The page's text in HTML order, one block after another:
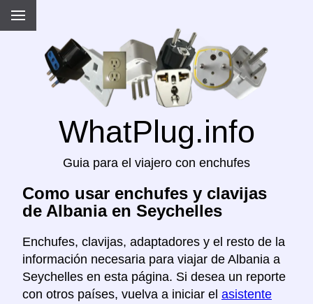
WhatPlug.info
Guia para el viajero con enchufes
Como usar enchufes y clavijas
de Albania en Seychelles
Enchufes, clavijas, adaptadores y el resto de la
información necesaria para viajar de Albania a
Seychelles en esta página. Si desea un reporte
con otros países, vuelva a iniciar el asistente